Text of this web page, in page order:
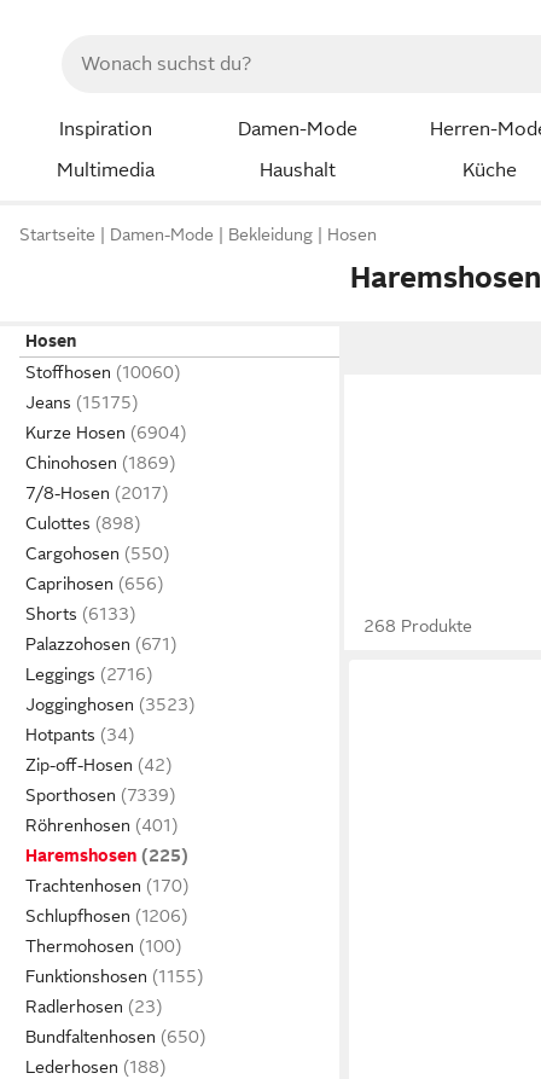
Inspiration Damen-Mode Herren-
Multimedia
Haushalt Küche
Startseite Damen-Mode Bekleidung Hosen
Haremshosen
Hosen
Stoffhosen
Jeans
Kurze Hosen
Chinohosen
7/8-Hosen
Culottes
Cargohosen
Caprihosen
Shorts
Palazzohosen
Leggings
Jogginghosen
Hotpants
Zip-off-Hosen
Sporthosen
Röhrenhosen
Haremshosen
Trachtenhosen
Schlupfhosen
Thermohosen
Funktionshosen
Radlerhosen
Bundfaltenhosen
Lederhosen
268 Produkte